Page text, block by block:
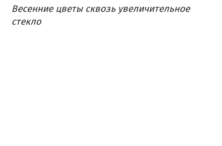
Весенние цветы сквозь увеличительное
стекло